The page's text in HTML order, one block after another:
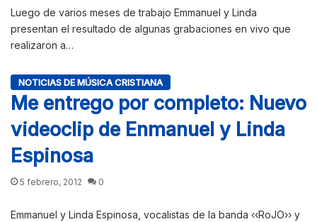
Luego de varios meses de trabajo Emmanuel y Linda
presentan el resultado de algunas grabaciones en vivo que
realizaron a…
NOTICIAS DE MÚSICA CRISTIANA
Me entrego por completo: Nuevo
videoclip de Enmanuel y Linda
Espinosa
5 febrero, 2012 0
Emmanuel y Linda Espinosa, vocalistas de la banda ‹‹RoJO›› y